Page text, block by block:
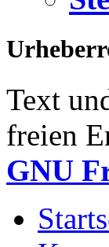
Text
freien
GNU